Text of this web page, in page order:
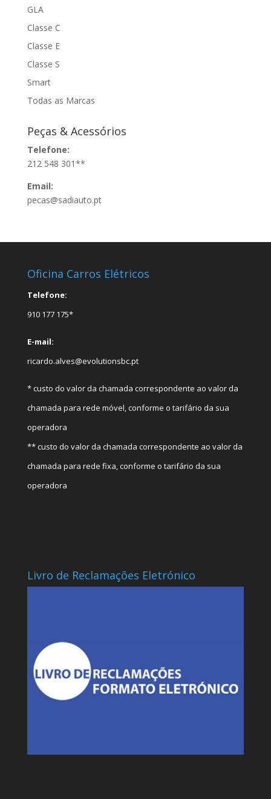
GLA
Classe C
Classe E
Classe S
Smart
Todas as Marcas
Peças & Acessórios
Telefone:
212 548 301**
Email:
pecas@sadiauto.pt
Oficina Carros Elétricos
Telefone:
910 177 175*
E-mail:
ricardo.alves@evolutionsbc.pt
* custo do valor da chamada correspondente ao valor da
chamada para rede móvel, conforme o tarifário da sua
operadora
** custo do valor da chamada correspondente ao valor da
chamada para rede fixa, conforme o tarifário da sua
operadora
Livro de Reclamações Eletrónico